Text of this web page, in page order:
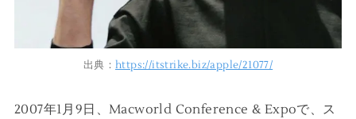
出典： https://itstrike.biz/apple/21077/
2007年1月9日、Macworld Conference & Expoで、ス